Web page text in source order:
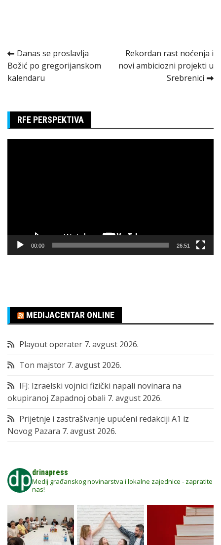
Kretanje
članka
Danas se proslavlja
Božić po gregorijanskom
kalendaru
Rekordan rast noćenja i
novi ambiciozni projekti u
Srebrenici
RFE PERSPEKTIVA
00:00 26:51
MEDIJACENTAR ONLINE
Playout operater 7. avgust 2026.
Ton majstor 7. avgust 2026.
IFJ: Izraelski vojnici fizički napali novinara na
okupiranoj Zapadnoj obali 7. avgust 2026.
Prijetnje i zastrašivanje upućeni redakciji A1 iz
Novog Pazara 7. avgust 2026.
drinapress
Medij građanskog novinarstva i lokalne zajednice - zapratite
nas!